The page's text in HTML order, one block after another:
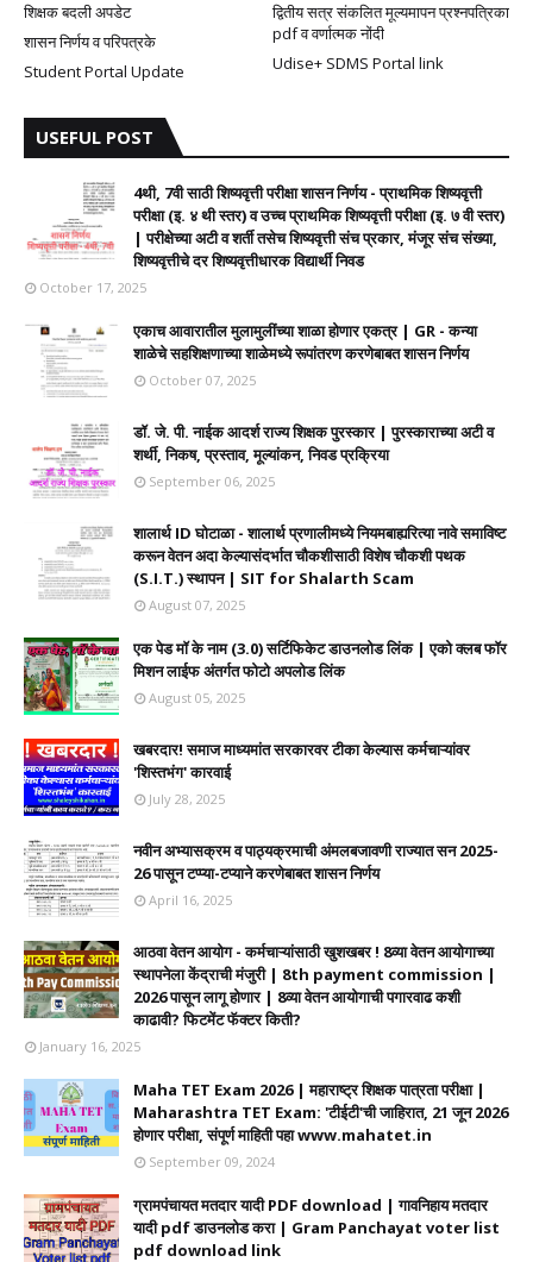
शिक्षक बदली अपडेट
द्वितीय सत्र संकलित मूल्यमापन प्रश्नपत्रिका
pdf व वर्णात्मक नोंदी
शासन निर्णय व परिपत्रके
Udise+ SDMS Portal link
Student Portal Update
USEFUL POST
4थी, 7वी साठी शिष्यवृत्ती परीक्षा शासन निर्णय - प्राथमिक शिष्यवृत्ती
परीक्षा (इ. ४ थी स्तर) व उच्च प्राथमिक शिष्यवृत्ती परीक्षा (इ. ७ वी स्तर)
| परीक्षेच्या अटी व शर्ती तसेच शिष्यवृत्ती संच प्रकार, मंजूर संच संख्या,
शिष्यवृत्तीचे दर शिष्यवृत्तीधारक विद्यार्थी निवड
October 17, 2025
एकाच आवारातील मुलामुलींच्या शाळा होणार एकत्र | GR - कन्या
शाळेचे सहशिक्षणाच्या शाळेमध्ये रूपांतरण करणेबाबत शासन निर्णय
October 07, 2025
डॉ. जे. पी. नाईक आदर्श राज्य शिक्षक पुरस्कार | पुरस्काराच्या अटी व
शर्थी, निकष, प्रस्ताव, मूल्यांकन, निवड प्रक्रिया
September 06, 2025
शालार्थ ID घोटाळा - शालार्थ प्रणालीमध्ये नियमबाह्यरित्या नावे समाविष्ट
करून वेतन अदा केल्यासंदर्भात चौकशीसाठी विशेष चौकशी पथक
(S.I.T.) स्थापन | SIT for Shalarth Scam
August 07, 2025
एक पेड मॉ के नाम (3.0) सर्टिफिकेट डाउनलोड लिंक | एको क्लब फॉर
मिशन लाईफ अंतर्गत फोटो अपलोड लिंक
August 05, 2025
खबरदार! समाज माध्यमांत सरकारवर टीका केल्यास कर्मचाऱ्यांवर
'शिस्तभंग' कारवाई
July 28, 2025
नवीन अभ्यासक्रम व पाठ्यक्रमाची अंमलबजावणी राज्यात सन 2025-
26 पासून टप्प्या-टप्याने करणेबाबत शासन निर्णय
April 16, 2025
आठवा वेतन आयोग - कर्मचाऱ्यांसाठी खुशखबर ! 8व्या वेतन आयोगाच्या
स्थापनेला केंद्राची मंजुरी | 8th payment commission |
2026 पासून लागू होणार | 8व्या वेतन आयोगाची पगारवाढ कशी
काढावी? फिटमेंट फॅक्टर किती?
January 16, 2025
Maha TET Exam 2026 | महाराष्ट्र शिक्षक पात्रता परीक्षा |
Maharashtra TET Exam: 'टीईटी'ची जाहिरात, 21 जून 2026
होणार परीक्षा, संपूर्ण माहिती पहा www.mahatet.in
September 09, 2024
ग्रामपंचायत मतदार यादी PDF download | गावनिहाय मतदार
यादी pdf डाउनलोड करा | Gram Panchayat voter list
pdf download link